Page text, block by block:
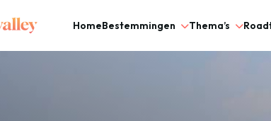
HomeBestemmingen Thema’s